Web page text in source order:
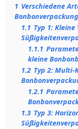
1 Verschiedene
1.1 Typ 1: Kleine
1.1.1
kleine
1.2 Typ 2: Multi-
1.2.1
1.3 Typ 3: